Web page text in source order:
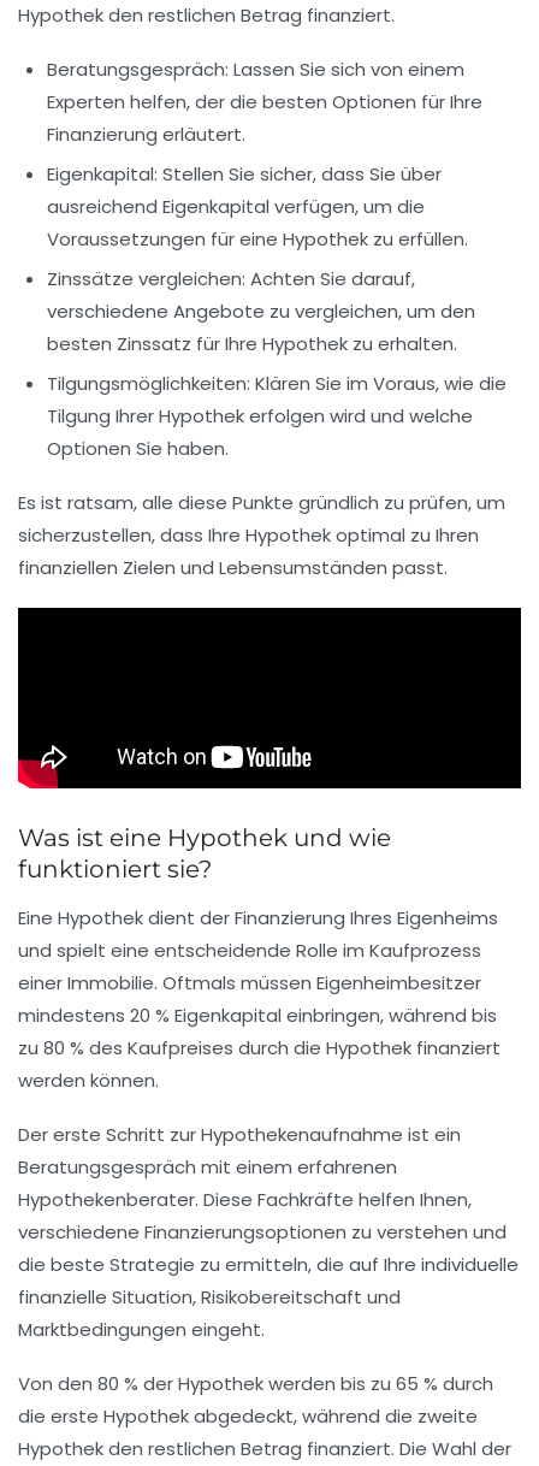
Hypothekden restlichen Betrag finanziert.
Beratungsgespräch: Lassen Sie sich von einem
Experten helfen, der die besten Optionen für Ihre
Finanzierung erläutert.
Eigenkapital: Stellen Sie sicher, dass Sie über
ausreichend Eigenkapital verfügen, um die
Voraussetzungen für eine Hypothek zu erfüllen.
Zinssätze vergleichen: Achten Sie darauf,
verschiedene Angebote zu vergleichen, um den
besten Zinssatz für Ihre Hypothek zu erhalten.
Tilgungsmöglichkeiten: Klären Sie im Voraus, wie die
Tilgung Ihrer Hypothek erfolgen wird und welche
Optionen Sie haben.
Es ist ratsam, alle diese Punkte gründlich zu prüfen, um
sicherzustellen, dass Ihre Hypothek optimal zu Ihren
finanziellen Zielen und Lebensumständen passt.
Was ist eine Hypothek und wie
funktioniert sie?
Eine Hypothekdient der Finanzierung Ihres Eigenheims
und spielt eine entscheidende Rolle im Kaufprozess
einer Immobilie. Oftmals müssen Eigenheimbesitzer
mindestens 20 % Eigenkapital einbringen, während bis
zu 80 % des Kaufpreises durch die Hypothek finanziert
werden können.
Der erste Schritt zur Hypothekenaufnahme ist ein
Beratungsgespräch mit einem erfahrenen
Hypothekenberater. Diese Fachkräfte helfen Ihnen,
verschiedene Finanzierungsoptionen zu verstehen und
die beste Strategie zu ermitteln, die auf Ihre individuelle
finanzielle Situation,Risikobereitschaft und
Marktbedingungen eingeht.
Von den 80 % der Hypothek werden bis zu 65 % durch
die erste Hypothekabgedeckt, während die zweite
Hypothekden restlichen Betrag finanziert. Die Wahl der